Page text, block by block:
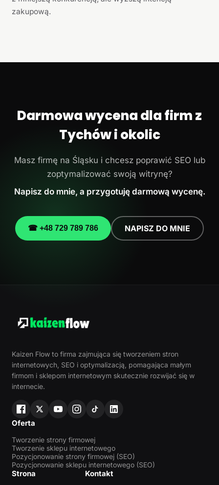
zakupową.
Darmowa wycena dla firm z
Tychów i okolic
Masz firmę na Śląsku i chcesz poprawić SEO lub
zoptymalizować swoją witrynę?
Napisz do mnie, a przygotuję darmową wycenę.
☎ +48 729 789 786 NAPISZ DO MNIE
Kaizen Flow to firma zajmująca się tworzeniem stron
internetowych, SEO i optymalizacją, pomagająca małym
firmom i sklepom internetowym skutecznie rozwijać się w
internecie.
Oferta
Tworzenie strony firmowej
Tworzenie sklepu internetowego
Pozycjonowanie strony firmowej (SEO)
Pozycjonowanie sklepu internetowego (SEO)
Strona Kontakt